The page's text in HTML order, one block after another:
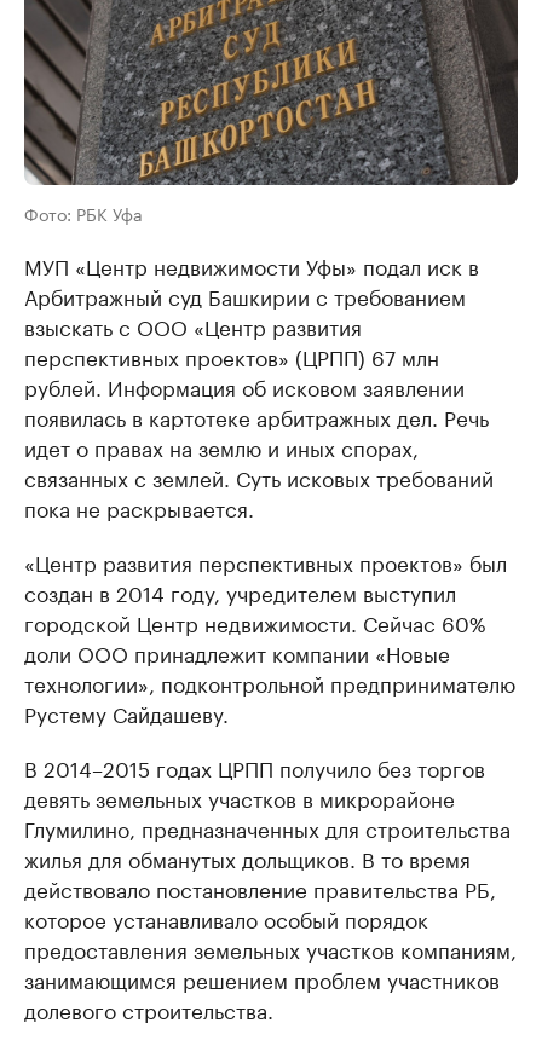
Фото: РБК Уфа
МУП «Центр недвижимости Уфы» подал иск в
Арбитражный суд Башкирии с требованием
взыскать с ООО «Центр развития
перспективных проектов» (ЦРПП) 67 млн
рублей. Информация об исковом заявлении
появилась в картотеке арбитражных дел. Речь
идет о правах на землю и иных спорах,
связанных с землей. Суть исковых требований
пока не раскрывается.
«Центр развития перспективных проектов» был
создан в 2014 году, учредителем выступил
городской Центр недвижимости. Сейчас 60%
доли ООО принадлежит компании «Новые
технологии», подконтрольной предпринимателю
Рустему Сайдашеву.
В 2014–2015 годах ЦРПП получило без торгов
девять земельных участков в микрорайоне
Глумилино, предназначенных для строительства
жилья для обманутых дольщиков. В то время
действовало постановление правительства РБ,
которое устанавливало особый порядок
предоставления земельных участков компаниям,
занимающимся решением проблем участников
долевого строительства.